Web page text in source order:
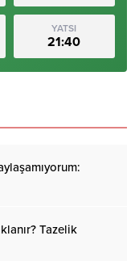
YATSI
21:40
Tazelik